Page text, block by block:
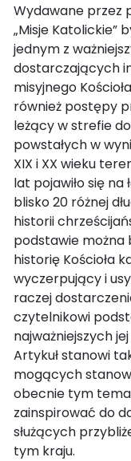
Wydawane przez
„Misje Katolickie”
jednym z
dostarczających
misyjnego
również postępy
leżący w strefie
powstałych w
XIX i XX wieku
lat pojawiło się
blisko 20 różnej
historii
podstawie
historię Kościoła
wyczerpujący i
raczej
czytelnikowi
najważniejszych
Artykuł stanowi
mogących
obecnie tym
zainspirować do
służących
tym kraju.